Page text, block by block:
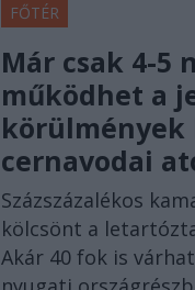
FŐTÉR
Már csak 4-5
működhet a
körülmények
cernavodai
Százszázalékos
kölcsönt a
Akár 40 fok is